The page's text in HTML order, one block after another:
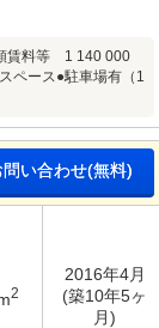
賃料等 1 140 000
ペース●駐車場有（1
問い合わせ(無料)
2
2016年4月
(築10年5ヶ
月)